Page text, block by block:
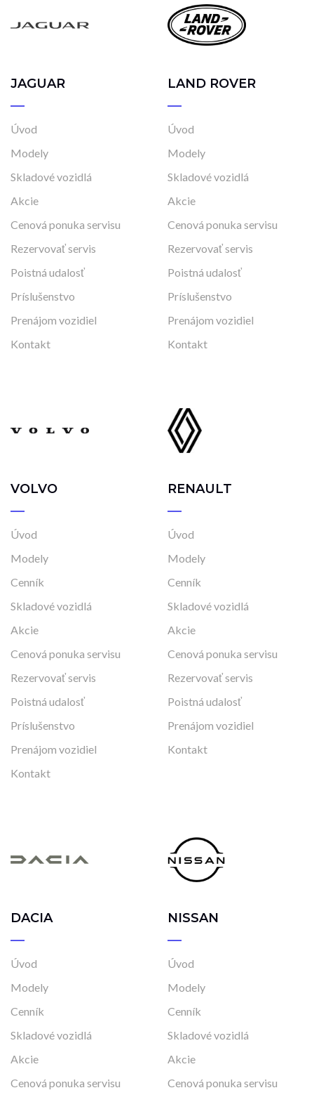
Stav
Na ceste
Vo výrobe, s možnosťou meniť konfiguráciu
JAGUAR
Úvod
Modely
Skladové vozidlá
Akcie
Cenová ponuka servisu
Rezervovať servis
Poistná udalosť
Príslušenstvo
Prenájom vozidiel
Kontakt
LAND ROVER
Úvod
Modely
Skladové vozidlá
Akcie
Cenová ponuka servisu
Rezervovať servis
Poistná udalosť
Príslušenstvo
Prenájom vozidiel
Kontakt
VOLVO
Úvod
Modely
Cenník
Skladové vozidlá
Akcie
Cenová ponuka servisu
Rezervovať servis
Poistná udalosť
Príslušenstvo
Prenájom vozidiel
Kontakt
RENAULT
Úvod
Modely
Cenník
Skladové vozidlá
Akcie
Cenová ponuka servisu
Rezervovať servis
Poistná udalosť
Prenájom vozidiel
Kontakt
DACIA
Úvod
Modely
Cenník
Skladové vozidlá
Akcie
Cenová ponuka servisu
NISSAN
Úvod
Modely
Cenník
Skladové vozidlá
Akcie
Cenová ponuka servisu